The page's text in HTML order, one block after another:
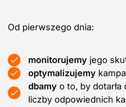
Od pierwszego dnia:
monitorujemy jego
optymalizujemy
dbamy o to, by
liczby odpowiednich